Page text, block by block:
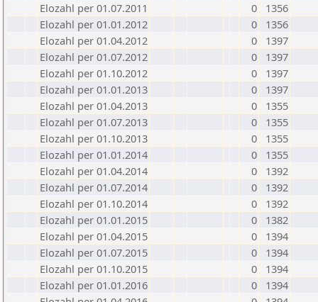
Elozahl per 01.07.2011
0
1356
Elozahl per 01.01.2012
0
1356
Elozahl per 01.04.2012
0
1397
Elozahl per 01.07.2012
0
1397
Elozahl per 01.10.2012
0
1397
Elozahl per 01.01.2013
0
1397
Elozahl per 01.04.2013
0
1355
Elozahl per 01.07.2013
0
1355
Elozahl per 01.10.2013
0
1355
Elozahl per 01.01.2014
0
1355
Elozahl per 01.04.2014
0
1392
Elozahl per 01.07.2014
0
1392
Elozahl per 01.10.2014
0
1392
Elozahl per 01.01.2015
0
1382
Elozahl per 01.04.2015
0
1394
Elozahl per 01.07.2015
0
1394
Elozahl per 01.10.2015
0
1394
Elozahl per 01.01.2016
0
1394